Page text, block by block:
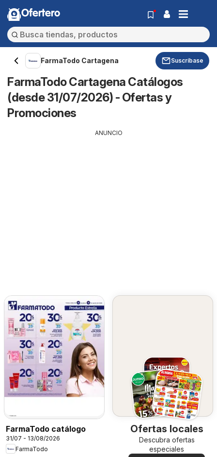
Ofertero
FarmaTodo Cartagena Suscríbase
FarmaTodo Cartagena Catálogos
(desde 31/07/2026) - Ofertas y
Promociones
ANUNCIO
FarmaTodo catálogo
31/07 - 13/08/2026
FarmaTodo
Ofertas locales
Descubra ofertas
especiales